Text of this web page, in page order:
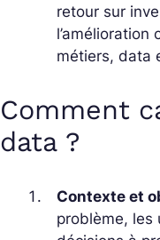
retour sur
l’amélioration
métiers, data
Comment
data ?
Contexte et
problème, les